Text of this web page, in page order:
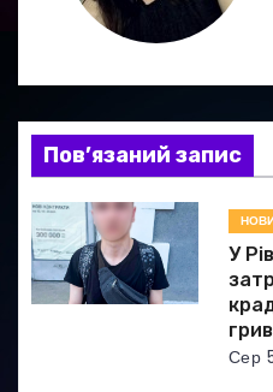
я
з
а
п
и
Пов’язаний запис
У
Сер